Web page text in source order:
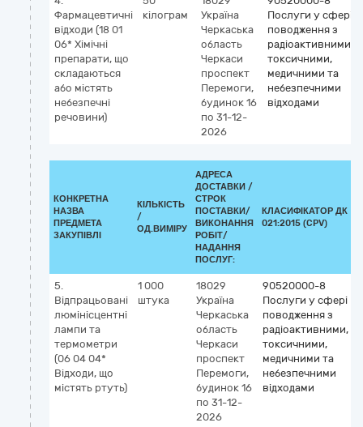
Фармацевтичні
відходи (18 01
06* Хімічні
препарати, що
складаються
або містять
небезпечні
речовини)
кілограм
Україна
Черкаська
область
Черкаси
проспект
Перемоги,
будинок 16
по 31-12-
2026
Послуги у сфері
поводження з
радіоактивними,
токсичними,
медичними та
небезпечними
відходами
КОНКРЕТНА
НАЗВА
ПРЕДМЕТА
ЗАКУПІВЛІ
КІЛЬКІСТЬ
/
ОД.ВИМІРУ
АДРЕСА
ДОСТАВКИ /
СТРОК
ПОСТАВКИ/
ВИКОНАННЯ
РОБІТ/
НАДАННЯ
ПОСЛУГ:
КЛАСИФІКАТОР ДК
021:2015 (CPV)
5.
Відпрацьовані
люмінісцентні
лампи та
термометри
(06 04 04*
Відходи, що
містять ртуть)
1 000
штука
18029
Україна
Черкаська
область
Черкаси
проспект
Перемоги,
будинок 16
по 31-12-
2026
90520000-8
Послуги у сфері
поводження з
радіоактивними,
токсичними,
медичними та
небезпечними
відходами